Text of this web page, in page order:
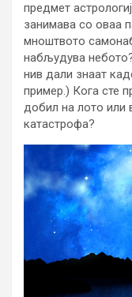
предмет
занимава со оваа
мноштвото
набљудува
нив дали знаат
пример.) Кога сте
добил на лото или
катастрофа?